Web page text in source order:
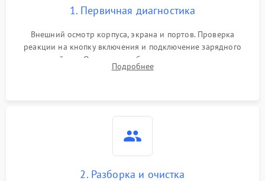
1. Первичная диагностика
Внешний осмотр корпуса, экрана и портов. Проверка
реакции на кнопку включения и подключение зарядного
устройства. Оценка потребления тока с помощью
лабораторного блока питания для локализации проблемы.
Подробнее
2. Разборка и очистка